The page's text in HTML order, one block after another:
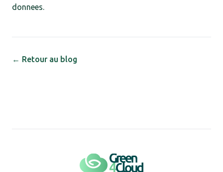
donnees.
← Retour au blog